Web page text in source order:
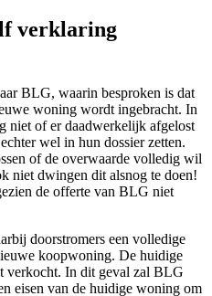
verklaring
BLG, waarin besproken is dat
woning wordt ingebracht. In
niet of er daadwerkelijk afgelost
wel in hun dossier zetten.
of de overwaarde volledig wil
niet dwingen dit alsnog te doen!
de offerte van BLG niet
doorstromers een volledige
koopwoning. De huidige
verkocht. In dit geval zal BLG
eisen van de huidige woning om